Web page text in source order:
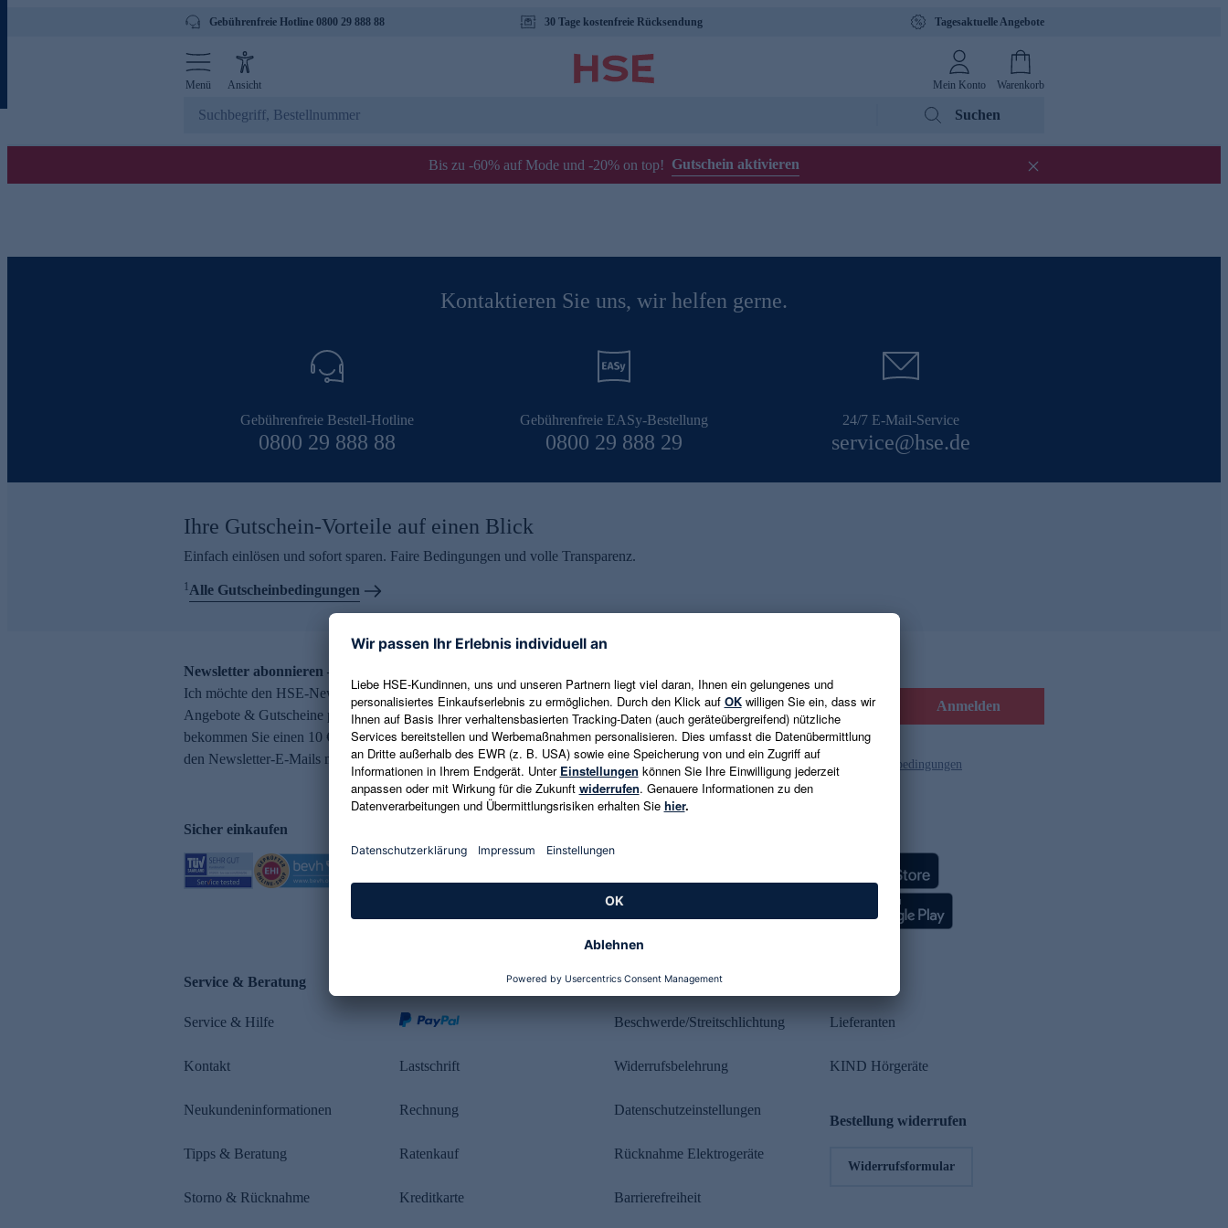
Gebührenfreie Hotline 0800 29 888 88 30 Tage kostenfreie Rücksendung Tagesaktuelle Angebote
Menü Ansicht Mein Konto Warenkorb
Suchen
Bis zu -60% auf Mode und -20% on top! Gutschein aktivieren
Kontaktieren Sie uns, wir helfen gerne.
Gebührenfreie Bestell-Hotline
0800 29 888 88
Gebührenfreie EASy-Bestellung
0800 29 888 29
24/7 E-Mail-Service
service@hse.de
Ihre Gutschein-Vorteile auf einen Blick
Einfach einlösen und sofort sparen. Faire Bedingungen und volle Transparenz.
1Alle Gutscheinbedingungen
Newsletter abonnieren – 10 € Gutschein erhalten
Ich möchte den HSE-Newsletter abonnieren und aktuelle Trends,
Angebote & Gutscheine per E-Mail erhalten. Als Dankeschön
bekommen Sie einen 10 € Gutschein. Eine Abmeldung ist jederzeit in
den Newsletter-E-Mails möglich.
E-Mail-Adresse eingeben Anmelden
Es gelten die Datenschutzrichtlinien und die Gutscheinbedingungen
Sicher einkaufen
Service & Beratung
Service & Hilfe
Kontakt
Neukundeninformationen
Tipps & Beratung
Storno & Rücknahme
Lastschrift
Rechnung
Ratenkauf
Kreditkarte
Rechtliches
Beschwerde/Streitschlichtung
Widerrufsbelehrung
Datenschutzeinstellungen
Rücknahme Elektrogeräte
Barrierefreiheit
Lieferanten
KIND Hörgeräte
Bestellung widerrufen
Widerrufsformular